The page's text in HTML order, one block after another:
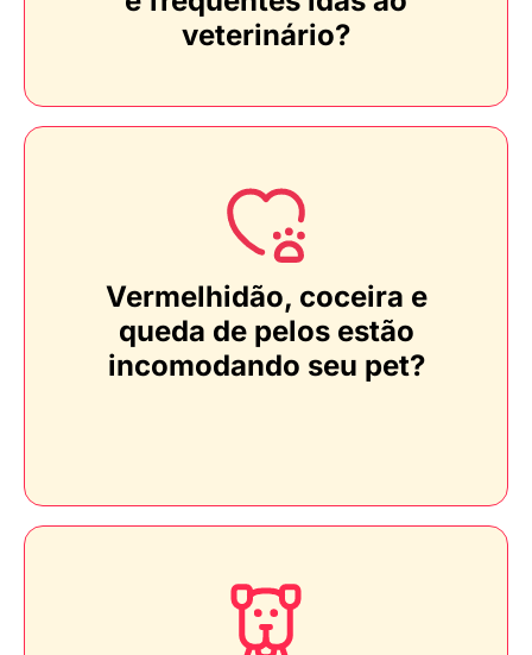
veterinário?
Vermelhidão, coceira e
queda de pelos estão
incomodando seu pet?